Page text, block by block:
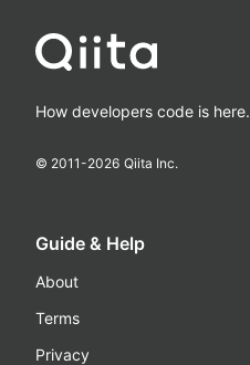
How developers code is here.
© 2011-2026 Qiita Inc.
Guide & Help
About
Terms
Privacy